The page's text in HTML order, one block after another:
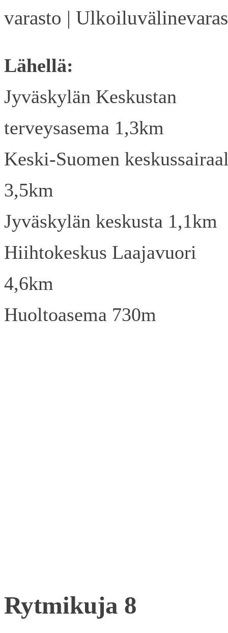
varasto |
Lähellä:
Jyväskylän Keskustan
terveysasema 1,3km
Keski-Suomen
3,5km
Jyväskylän keskusta 1,1km
Hiihtokeskus Laajavuori
4,6km
Huoltoasema 730m
Rytmikuja 8